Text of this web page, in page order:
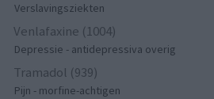
Verslavingsziekten
Venlafaxine (1004)
Depressie - antidepressiva overig
Tramadol (939)
Pijn - morfine-achtigen